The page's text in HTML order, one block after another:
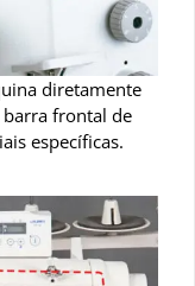
diretamente
frontal de
específicas.